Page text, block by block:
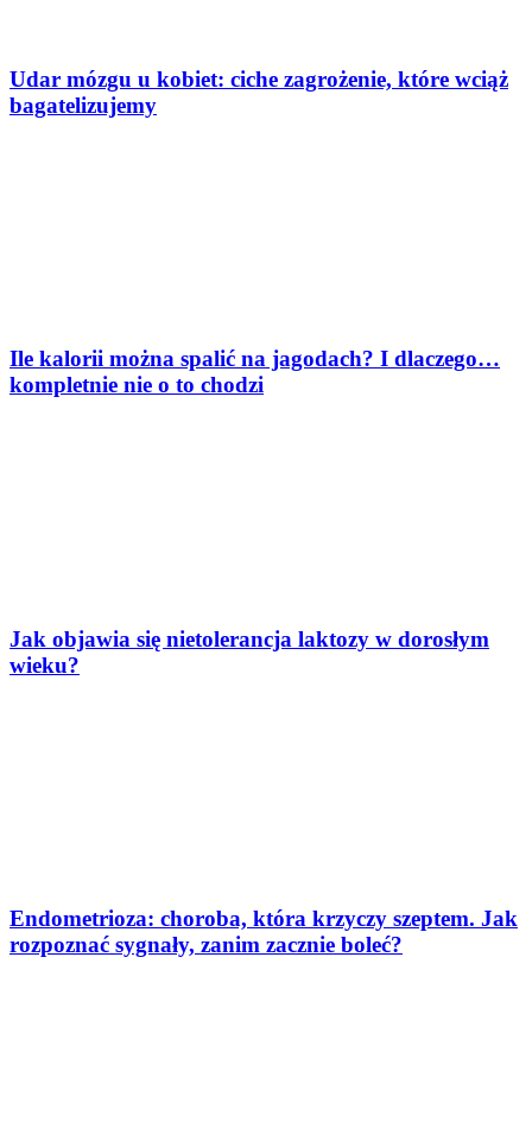
Udar mózgu u kobiet: ciche zagrożenie, które wciąż
bagatelizujemy
Ile kalorii można spalić na jagodach? I dlaczego…
kompletnie nie o to chodzi
Jak objawia się nietolerancja laktozy w dorosłym
wieku?
Endometrioza: choroba, która krzyczy szeptem. Jak
rozpoznać sygnały, zanim zacznie boleć?